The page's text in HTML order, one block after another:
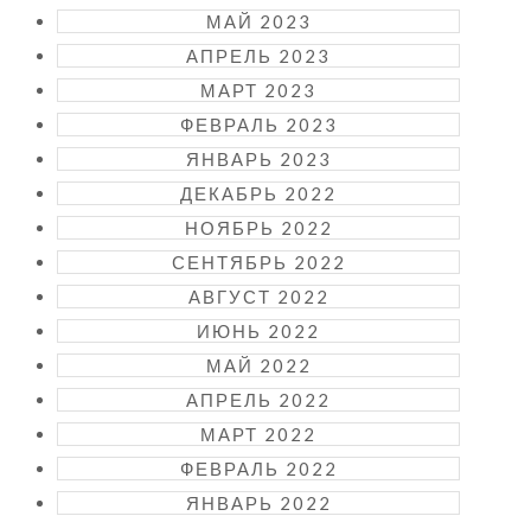
МАЙ 2023
АПРЕЛЬ 2023
МАРТ 2023
ФЕВРАЛЬ 2023
ЯНВАРЬ 2023
ДЕКАБРЬ 2022
НОЯБРЬ 2022
СЕНТЯБРЬ 2022
АВГУСТ 2022
ИЮНЬ 2022
МАЙ 2022
АПРЕЛЬ 2022
МАРТ 2022
ФЕВРАЛЬ 2022
ЯНВАРЬ 2022